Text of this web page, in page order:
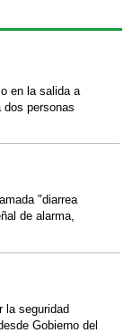
en la salida a
personas
"diarrea
de alarma,
la seguridad
Gobierno del